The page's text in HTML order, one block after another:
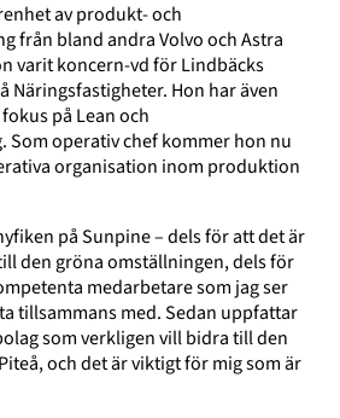
av produkt- och
från bland andra Volvo och Astra
varit koncern-vd för Lindbäcks
Näringsfastigheter. Hon har även
på Lean och
Som operativ chef kommer hon nu
organisation inom produktion
på Sunpine – dels för att det är
den gröna omställningen, dels för
medarbetare som jag ser
tillsammans med. Sedan uppfattar
som verkligen vill bidra till den
och det är viktigt för mig som är